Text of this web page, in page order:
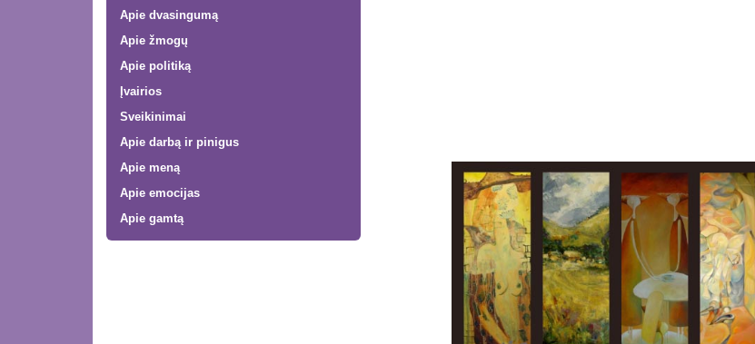
Apie dvasingumą
Apie žmogų
Apie politiką
Įvairios
Sveikinimai
Apie darbą ir pinigus
Apie meną
Apie emocijas
Apie gamtą